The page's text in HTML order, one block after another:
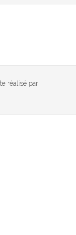
réalisé par